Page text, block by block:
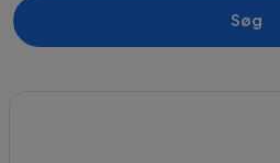
Søg